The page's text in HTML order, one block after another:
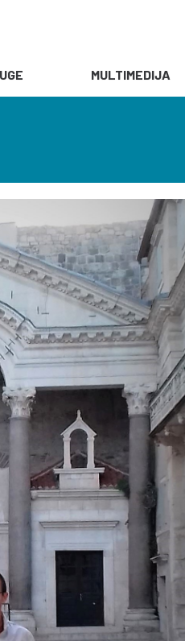
MULTIMEDIJA